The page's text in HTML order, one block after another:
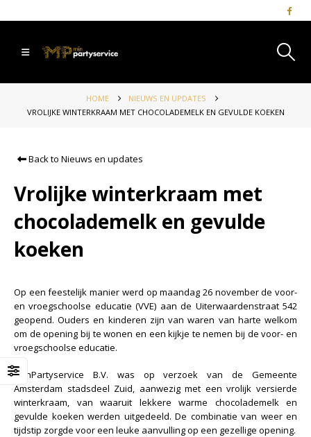
HOME
NIEUWS EN UPDATES
VROLIJKE WINTERKRAAM MET CHOCOLADEMELK EN GEVULDE KOEKEN
Back to Nieuws en updates
Vrolijke winterkraam met
chocolademelk en gevulde
koeken
Op een feestelijk manier werd op maandag 26 november de voor-
en vroegschoolse educatie (VVE) aan de Uiterwaardenstraat 542
geopend. Ouders en kinderen zijn van waren van harte welkom
om de opening bij te wonen en een kijkje te nemen bij de voor- en
vroegschoolse educatie.
MijnPartyservice B.V. was op verzoek van de Gemeente
Amsterdam stadsdeel Zuid, aanwezig met een vrolijk versierde
winterkraam, van waaruit lekkere warme chocolademelk en
gevulde koeken werden uitgedeeld. De combinatie van weer en
tijdstip zorgde voor een leuke aanvulling op een gezellige opening.